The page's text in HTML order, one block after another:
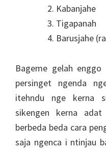
Kabanjahe
Tigapanah
Barusjahe
Bageme gelah
persinget ngenda
itehndu nge kerna
sikengen kerna
berbeda beda cara
saja ngenca i ntinjau